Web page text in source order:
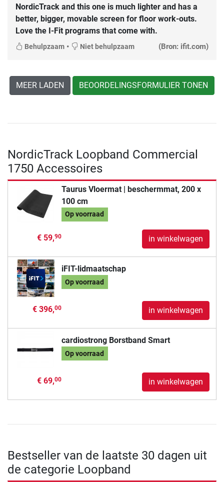
NordicTrack and this one is much lighter and has a
better, bigger, movable screen for floor work-outs.
Love the I-Fit programs that come with.
Behulpzaam • Niet behulpzaam (Bron: ifit.com)
MEER LADEN BEOORDELINGSFORMULIER TONEN
NordicTrack Loopband Commercial
1750 Accessoires
Taurus Vloermat | beschermmat, 200 x
100 cm
Op voorraad
€ 59,90 in winkelwagen
iFIT-lidmaatschap
Op voorraad
€ 396,00 in winkelwagen
cardiostrong Borstband Smart
Op voorraad
€ 69,00 in winkelwagen
Bestseller van de laatste 30 dagen uit
de categorie Loopband